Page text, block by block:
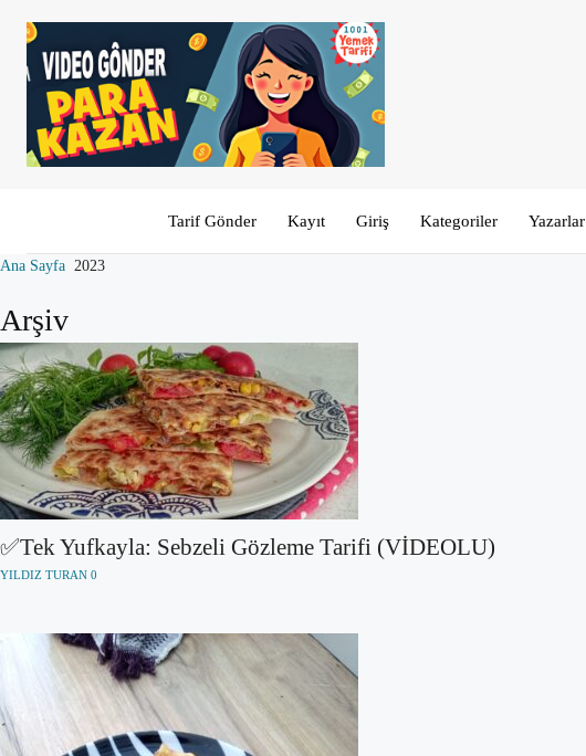
Tarif Gönder Kayıt Giriş Kategoriler Yazarlar
Ana Sayfa 2023
Arşiv
✅Tek Yufkayla: Sebzeli Gözleme Tarifi (VİDEOLU)
YILDIZ TURAN 0